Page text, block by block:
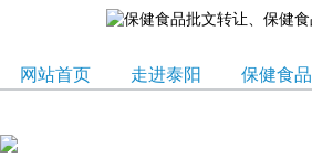
网站首页 走进泰阳 保健食品